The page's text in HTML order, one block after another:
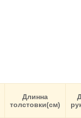
Длинна
толстовки(см)